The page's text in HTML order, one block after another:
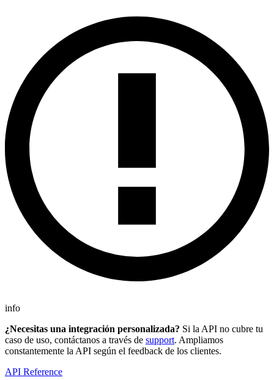
info
¿Necesitas una integración personalizada? Si la API no cubre tu
caso de uso, contáctanos a través de support. Ampliamos
constantemente la API según el feedback de los clientes.
API Reference